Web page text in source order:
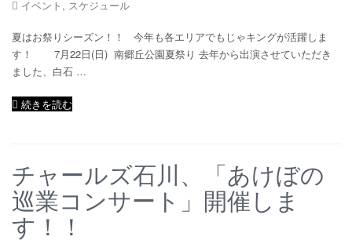
イベント , スケジュール
夏はお祭りシーズン！！ 今年も各エリアでもじゃキングが活躍しま
す！ 7月22日(日) 南郷丘公園夏祭り 去年から出演させていただき
ました、白石 …
続きを読む
チャールズ石川、「あけぼの
巡業コンサート」開催しま
す！！